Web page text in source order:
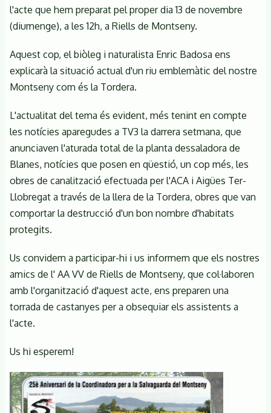
l'acte que hem preparat pel proper dia 13 de novembre
(diumenge), a les 12h, a Riells de Montseny.
Aquest cop, el biòleg i naturalista Enric Badosa ens
explicarà la situació actual d'un riu emblemàtic del nostre
Montseny com és la Tordera.
L'actualitat del tema és evident, més tenint en compte
les notícies aparegudes a TV3 la darrera setmana, que
anunciaven l'aturada total de la planta dessaladora de
Blanes, notícies que posen en qüestió, un cop més, les
obres de canalització efectuada per l'ACA i Aigües Ter-
Llobregat a través de la llera de la Tordera, obres que van
comportar la destrucció d'un bon nombre d'habitats
protegits.
Us convidem a participar-hi i us informem que els nostres
amics de l' AA VV de Riells de Montseny, que col·laboren
amb l'organització d'aquest acte, ens preparen una
torrada de castanyes per a obsequiar els assistents a
l'acte.
Us hi esperem!